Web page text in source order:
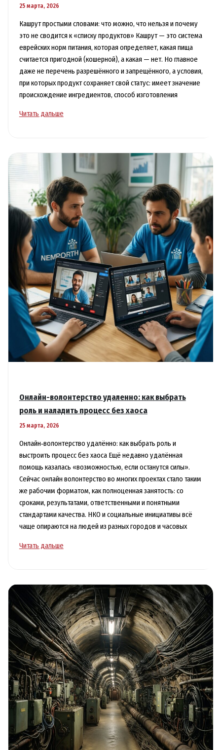
25 марта, 2026
Кашрут простыми словами: что можно, что нельзя и почему
это не сводится к «списку продуктов» Кашрут — это система
еврейских норм питания, которая определяет, какая пища
считается пригодной (кошерной), а какая — нет. Но главное
даже не перечень разрешённого и запрещённого, а условия,
при которых продукт сохраняет свой статус: имеет значение
происхождение ингредиентов, способ изготовления
Кашрут:
почему
это
не
просто
список
продуктов
Читать дальше
Онлайн-волонтерство удаленно: как выбрать
роль и наладить процесс без хаоса
25 марта, 2026
Онлайн‑волонтерство удалённо: как выбрать роль и
выстроить процесс без хаоса Ещё недавно удалённая
помощь казалась «возможностью, если останутся силы».
Сейчас онлайн волонтерство во многих проектах стало таким
же рабочим форматом, как полноценная занятость: со
сроками, результатами, ответственными и понятными
стандартами качества. НКО и социальные инициативы всё
чаще опираются на людей из разных городов и часовых
Онлайн-
выбрать
роль
и
наладить
процесс
без
хаоса
Читать дальше